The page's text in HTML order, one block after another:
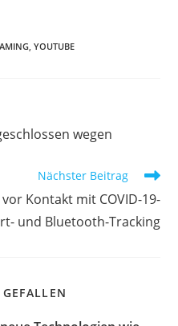
, YOUTUBE
wegen
Nächster Beitrag
Kontakt mit COVID-19-
und Bluetooth-Tracking